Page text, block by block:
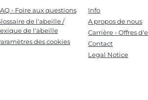
- Foire aux questions
de l'abeille /
de l'abeille
des cookies
Info
A propos de nous
Carrière - Offres
Contact
Legal Notice